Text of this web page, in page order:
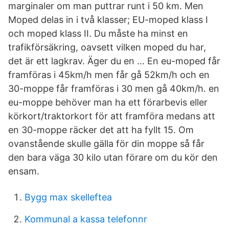
marginaler om man puttrar runt i 50 km. Men
Moped delas in i två klasser; EU-moped klass I
och moped klass II. Du måste ha minst en
trafikförsäkring, oavsett vilken moped du har,
det är ett lagkrav. Äger du en … En eu-moped får
framföras i 45km/h men får gå 52km/h och en
30-moppe får framföras i 30 men gå 40km/h. en
eu-moppe behöver man ha ett förarbevis eller
körkort/traktorkort för att framföra medans att
en 30-moppe räcker det att ha fyllt 15. Om
ovanstående skulle gälla för din moppe så får
den bara väga 30 kilo utan förare om du kör den
ensam.
Bygg max skelleftea
Kommunal a kassa telefonnr